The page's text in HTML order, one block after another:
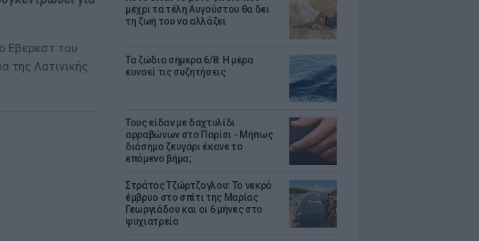
μέχρι τα τέλη Αυγούστου θα δει
τη ζωή του να αλλάζει
Τα ζώδια σήμερα 6/8: Η μέρα
ευνοεί τις συζητήσεις
Τους είδαν με δαχτυλίδι
αρραβώνων στο Παρίσι - Μήπως
διάσημο ζευγάρι έκανε το
επόμενο βήμα;
Στράτος Τζώρτζογλου: Το νεκρό
έμβρυο στο σπίτι της Μαρίας
Γεωργιάδου και οι 6 μήνες στο
ψυχιατρείο
Εβερεστ του
της Λατινικής